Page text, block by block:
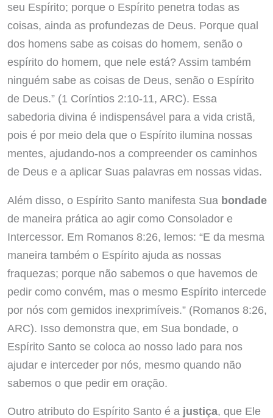
seu Espírito; porque o Espírito penetra todas as
coisas, ainda as profundezas de Deus. Porque qual
dos homens sabe as coisas do homem, senão o
espírito do homem, que nele está? Assim também
ninguém sabe as coisas de Deus, senão o Espírito
de Deus.” (1 Coríntios 2:10-11, ARC). Essa
sabedoria divina é indispensável para a vida cristã,
pois é por meio dela que o Espírito ilumina nossas
mentes, ajudando-nos a compreender os caminhos
de Deus e a aplicar Suas palavras em nossas vidas.
Além disso, o Espírito Santo manifesta Sua bondade
de maneira prática ao agir como Consolador e
Intercessor. Em Romanos 8:26, lemos: “E da mesma
maneira também o Espírito ajuda as nossas
fraquezas; porque não sabemos o que havemos de
pedir como convém, mas o mesmo Espírito intercede
por nós com gemidos inexprimíveis.” (Romanos 8:26,
ARC). Isso demonstra que, em Sua bondade, o
Espírito Santo se coloca ao nosso lado para nos
ajudar e interceder por nós, mesmo quando não
sabemos o que pedir em oração.
Outro atributo do Espírito Santo é a justiça, que Ele